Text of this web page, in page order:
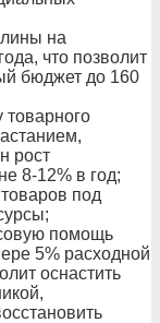
на
что позволит
бюджет до 160
рост
8-12% в год;
под
помощь
5% расходной
оснастить